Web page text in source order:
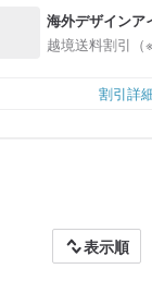
海外デザインア
入
越境送料割引（
割引詳
表示順